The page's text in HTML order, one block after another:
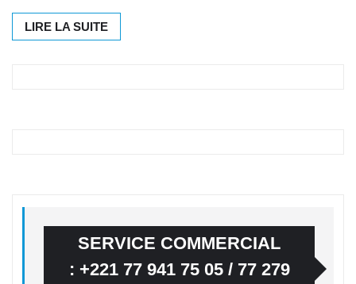
LIRE LA SUITE
SERVICE COMMERCIAL
: +221 77 941 75 05 / 77 279